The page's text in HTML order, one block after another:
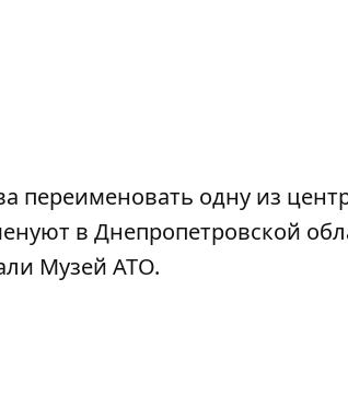
переименовать одну из
в Днепропетровской
Музей АТО.